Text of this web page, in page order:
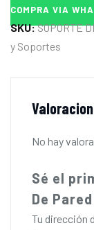
COMPRA VIA
SKU:SOPORTE
y Soportes
No hay
Sé el
De
Tu dirección